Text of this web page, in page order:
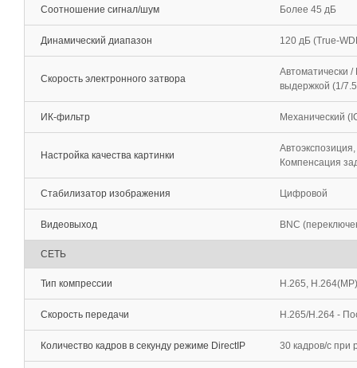
Соотношение сигнал/шум Более 45 дБ
Динамический диапазон 120 дБ (True-
Скорость электронного затвора
Автоматически
выдержкой (1/
ИК-фильтр Механический
Настройка качества картинки
Компенсация
Стабилизатор изображения Цифровой
Видеовыход BNC
СЕТЬ
Тип компрессии H.265,
Скорость передачи H.265/H.264 -
Количество кадров в секунду режиме DirectIP 30 кадров/с при